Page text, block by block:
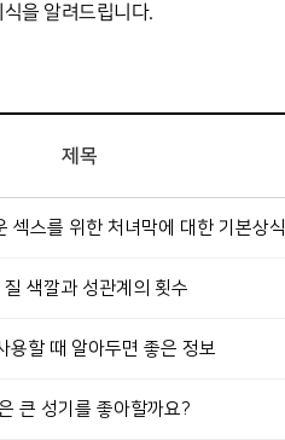
을 알려드립니다.
제목
섹스를 위한 처녀막에 대한 기본상식
질 색깔과 성관계의 횟수
용할 때 알아두면 좋은 정보
큰 성기를 좋아할까요?